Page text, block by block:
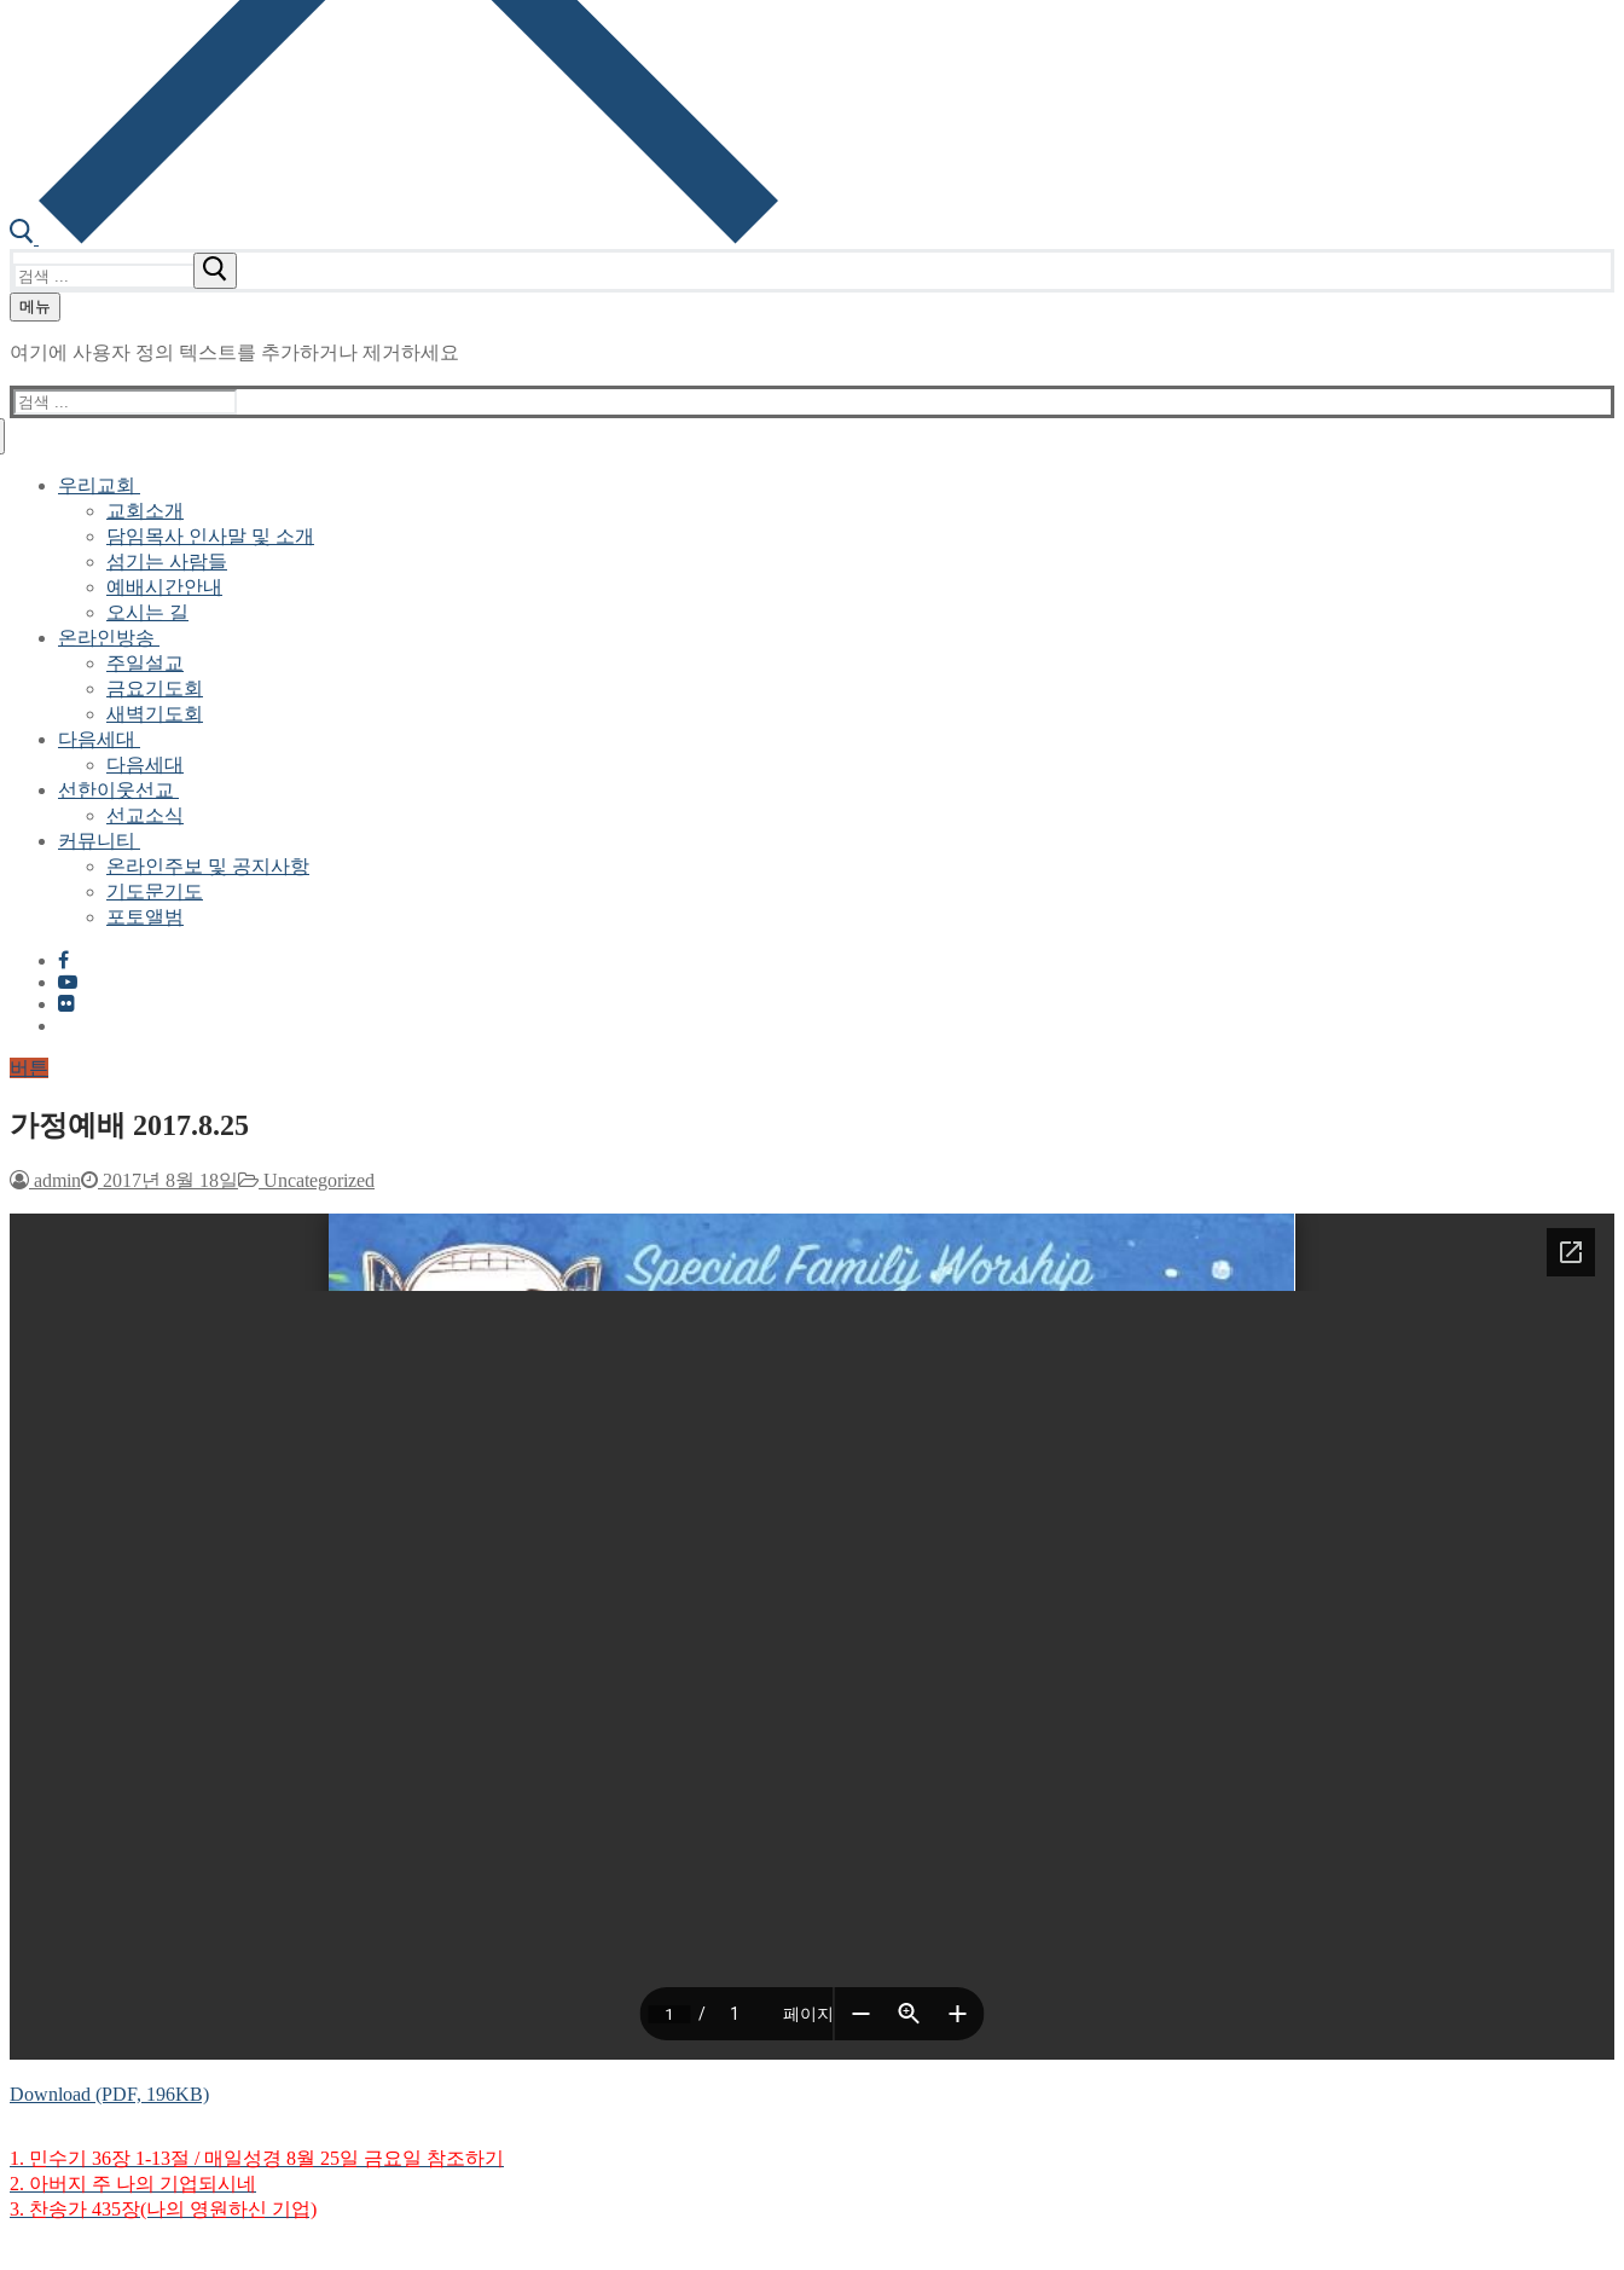
색
메뉴
여기에 사용자 정의 텍스트를 추가하거나 제거하세요
검
색
우리교회
교회소개
담임목사 인사말 및 소개
섬기는 사람들
예배시간안내
오시는 길
온라인방송
주일설교
금요기도회
새벽기도회
다음세대
다음세대
선한이웃선교
선교소식
커뮤니티
온라인주보 및 공지사항
기도문기도
포토앨범
버튼
가정예배 2017.8.25
admin 2017년 8월 18일 Uncategorized
Download (PDF, 196KB)
1. 민수기 36장 1-13절 / 매일성경 8월 25일 금요일 참조하기
2. 아버지 주 나의 기업되시네
3. 찬송가 435장(나의 영원하신 기업)